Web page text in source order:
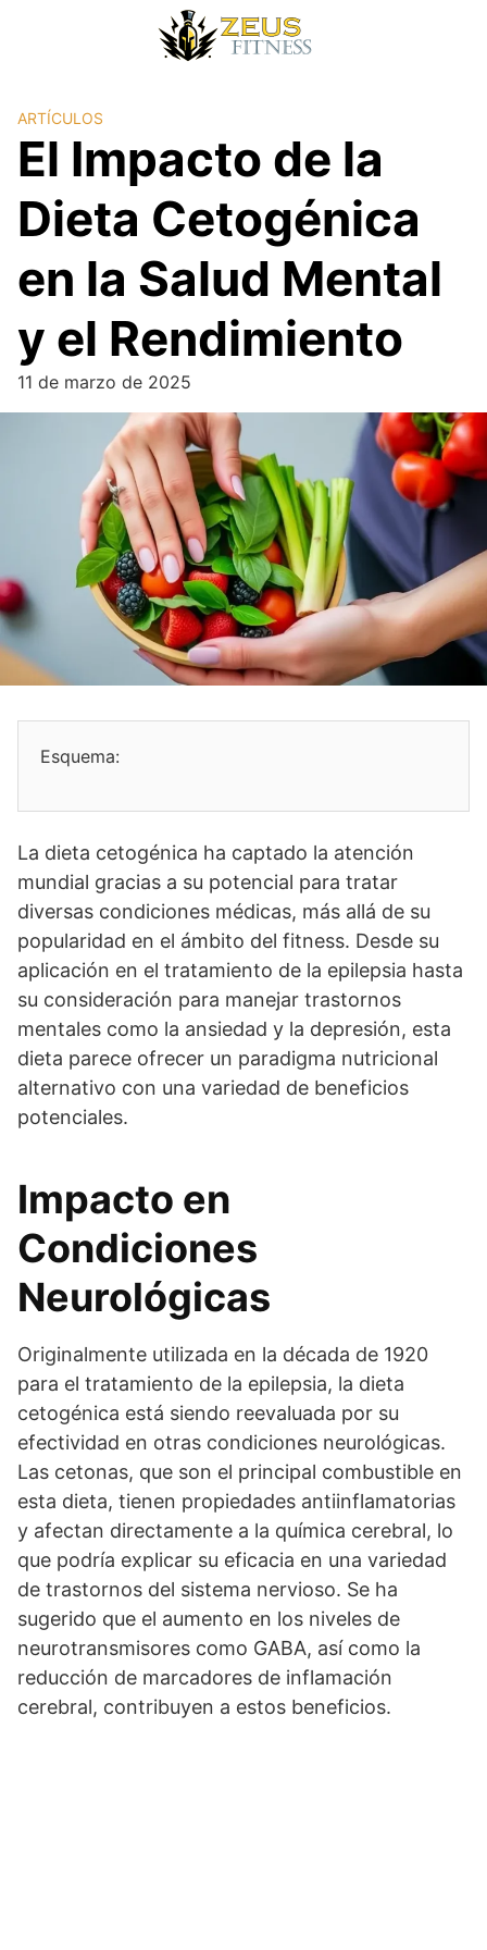
ARTÍCULOS
El Impacto de la
Dieta Cetogénica
en la Salud Mental
y el Rendimiento
11 de marzo de 2025
Esquema:
La dieta cetogénica ha captado la atención
mundial gracias a su potencial para tratar
diversas condiciones médicas, más allá de su
popularidad en el ámbito del fitness. Desde su
aplicación en el tratamiento de la epilepsia hasta
su consideración para manejar trastornos
mentales como la ansiedad y la depresión, esta
dieta parece ofrecer un paradigma nutricional
alternativo con una variedad de beneficios
potenciales.
Impacto en
Condiciones
Neurológicas
Originalmente utilizada en la década de 1920
para el tratamiento de la epilepsia, la dieta
cetogénica está siendo reevaluada por su
efectividad en otras condiciones neurológicas.
Las cetonas, que son el principal combustible en
esta dieta, tienen propiedades antiinflamatorias
y afectan directamente a la química cerebral, lo
que podría explicar su eficacia en una variedad
de trastornos del sistema nervioso. Se ha
sugerido que el aumento en los niveles de
neurotransmisores como GABA, así como la
reducción de marcadores de inflamación
cerebral, contribuyen a estos beneficios.